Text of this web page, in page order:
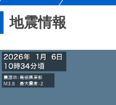
地震情報